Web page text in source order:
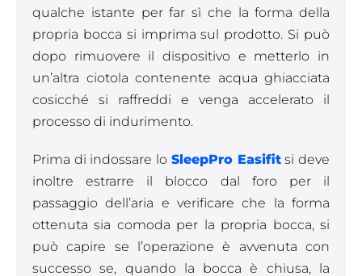
qualche istante per far sì che la forma della
propria bocca si imprima sul prodotto. Si può
dopo rimuovere il dispositivo e metterlo in
un’altra ciotola contenente acqua ghiacciata
cosicché si raffreddi e venga accelerato il
processo di indurimento.
Prima di indossare lo SleepPro Easifitsi deve
inoltre estrarre il blocco dal foro per il
passaggio dell’aria e verificare che la forma
ottenuta sia comoda per la propria bocca, si
può capire se l’operazione è avvenuta con
successo se, quando la bocca è chiusa, la